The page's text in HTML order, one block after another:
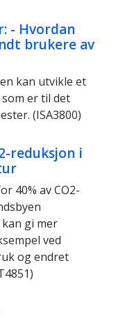
- Hvordan
brukere av
kan utvikle et
er til det
(ISA3800)
reduksjon i
40% av CO2-
gi mer
ved
og endret